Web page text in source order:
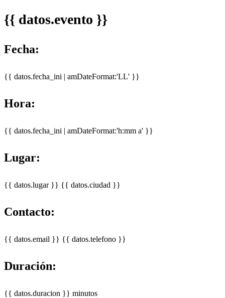
{{ datos.evento }}
Fecha:
{{ datos.fecha_ini | amDateFormat:'LL' }}
Hora:
{{ datos.fecha_ini | amDateFormat:'h:mm a' }}
Lugar:
{{ datos.lugar }} {{ datos.ciudad }}
Contacto:
{{ datos.email }} {{ datos.telefono }}
Duración:
{{ datos.duracion }} minutos